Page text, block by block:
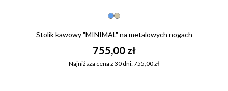
Stolik kawowy "MINIMAL" na metalowych nogach
755,00 zł
Najniższa cena z 30 dni: 755,00 zł